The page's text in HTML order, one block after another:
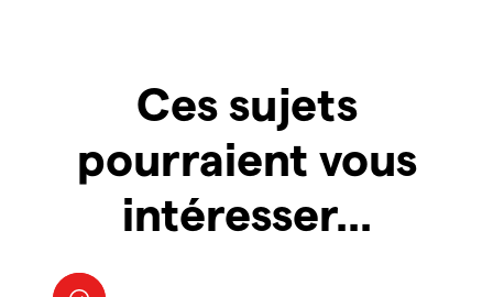
Ces sujets
pourraient vous
intéresser...